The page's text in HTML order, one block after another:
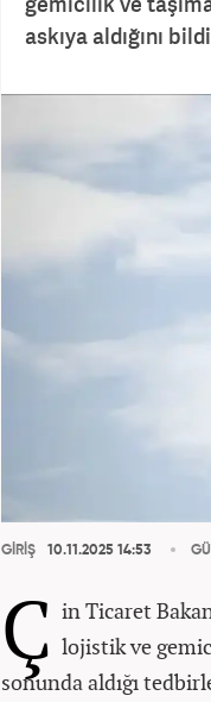
askıya aldığını
GİRİŞ 10.11.2025 14:53
Ç in Ticaret
lojistik ve
sonunda aldığı